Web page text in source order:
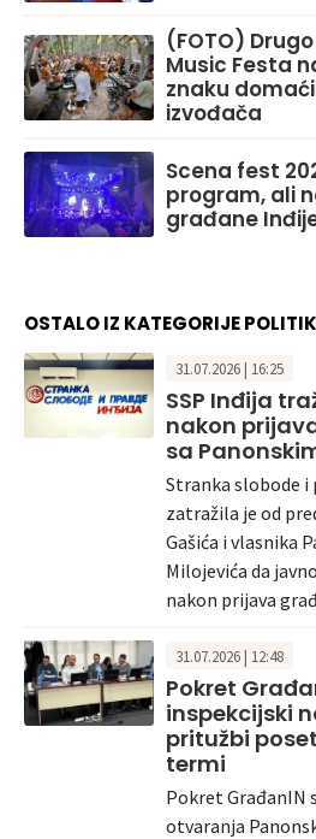
(FOTO)
Music Festa
znaku
izvođača
Scena fest
program, ali
građane
OSTALO IZ KATEGORIJE
31.07.2026 | 16:25
SSP Inđija
nakon
sa
Stranka slobode i
zatražila je od
Gašića i vlasnika
Milojevića da
nakon prijava
31.07.2026 | 12:48
Pokret
inspekcijski
pritužbi
termi
Pokret GrađanIN
otvaranja